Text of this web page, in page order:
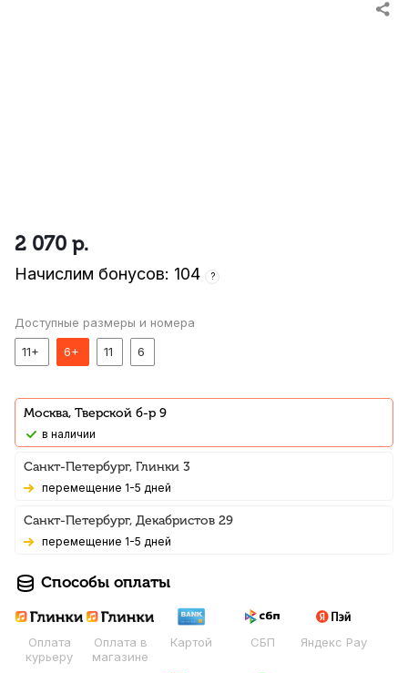
2 070 р.
Начислим бонусов: 104 ?
Доступные размеры и номера
11+
6+ 11 6
Москва, Тверской б-р 9
В наличии
Санкт-Петербург, Глинки 3
Перемещение 1-5 дней
Санкт-Петербург, Декабристов 29
Перемещение 1-5 дней
Способы оплаты
Оплата
курьеру
Оплата в
магазине
Картой СБП Яндекс Pay